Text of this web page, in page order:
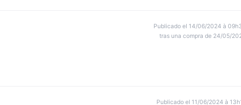
Publicado el 14/06/2024 à
tras una compra de 24/05/
Publicado el 11/06/2024 à